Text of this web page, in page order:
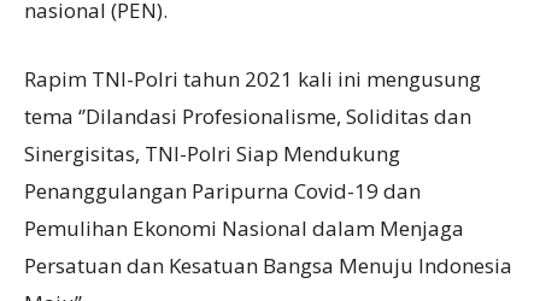
nasional (PEN).
Rapim TNI-Polri tahun 2021 kali ini mengusung
tema ‘’Dilandasi Profesionalisme, Soliditas dan
Sinergisitas, TNI-Polri Siap Mendukung
Penanggulangan Paripurna Covid-19 dan
Pemulihan Ekonomi Nasional dalam Menjaga
Persatuan dan Kesatuan Bangsa Menuju Indonesia